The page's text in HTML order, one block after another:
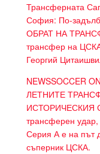
Трансферната
София: По-
ОБРАТ НА
трансфер на
Георгий
NEWSSOCCER
ЛЕТНИТЕ
ИСТОРИЧЕСКИЯ
трансферен
Серия А е на път
съперник ЦСКА.